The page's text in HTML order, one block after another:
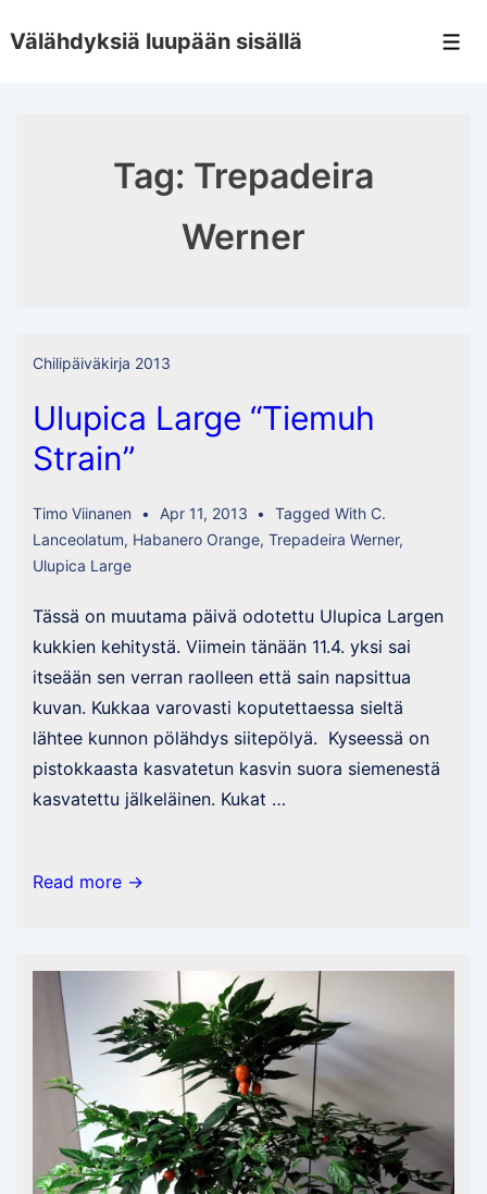
Skip
Välähdyksiä luupään sisällä
Tag: Trepadeira
Werner
Chilipäiväkirja 2013
Ulupica Large “Tiemuh
Strain”
Timo Viinanen Apr 11, 2013 Tagged With C.
Lanceolatum, Habanero Orange, Trepadeira Werner,
Ulupica Large
Tässä on muutama päivä odotettu Ulupica Largen
kukkien kehitystä. Viimein tänään 11.4. yksi sai
itseään sen verran raolleen että sain napsittua
kuvan. Kukkaa varovasti koputettaessa sieltä
lähtee kunnon pölähdys siitepölyä. Kyseessä on
pistokkaasta kasvatetun kasvin suora siemenestä
kasvatettu jälkeläinen. Kukat …
Ulupica
Strain”
Read more →